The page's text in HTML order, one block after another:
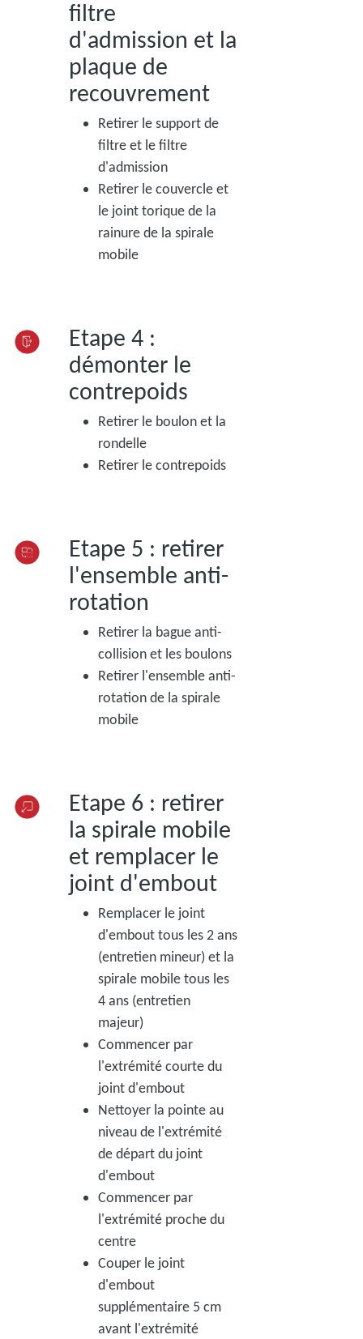
filtre
d'admission et la
plaque de
recouvrement
Retirer le support de
filtre et le filtre
d'admission
Retirer le couvercle et
le joint torique de la
rainure de la spirale
mobile
Etape 4 :
démonter le
contrepoids
Retirer le boulon et la
rondelle
Retirer le contrepoids
Etape 5 : retirer
l'ensemble anti-
rotation
Retirer la bague anti-
collision et les boulons
Retirer l'ensemble anti-
rotation de la spirale
mobile
Etape 6 : retirer
la spirale mobile
et remplacer le
joint d'embout
Remplacer le joint
d'embout tous les 2 ans
(entretien mineur) et la
spirale mobile tous les
4 ans (entretien
majeur)
Commencer par
l'extrémité courte du
joint d'embout
Nettoyer la pointe au
niveau de l'extrémité
de départ du joint
d'embout
Commencer par
l'extrémité proche du
centre
Couper le joint
d'embout
supplémentaire 5 cm
avant l'extrémité